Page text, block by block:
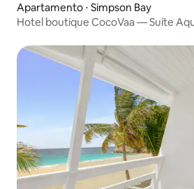
Apartamento ⋅ Simpson Bay
Hotel boutique CocoVaa — Suíte